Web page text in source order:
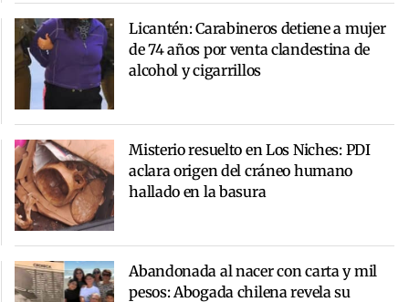
Licantén: Carabineros detiene a mujer
de 74 años por venta clandestina de
alcohol y cigarrillos
Misterio resuelto en Los Niches: PDI
aclara origen del cráneo humano
hallado en la basura
Abandonada al nacer con carta y mil
pesos: Abogada chilena revela su